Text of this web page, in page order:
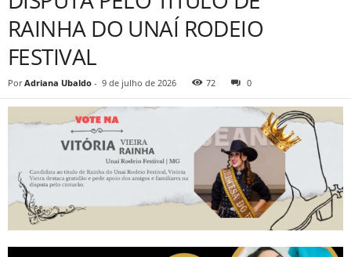
RAINHA DO UNAÍ RODEIO
FESTIVAL
Por Adriana Ubaldo - 9 de julho de 2026 72 0